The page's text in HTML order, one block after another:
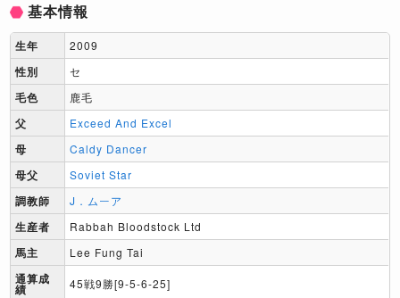
基本情報
生年 2009
性別 セ
毛色 鹿毛
父 Exceed And Excel
母 Caldy Dancer
母父 Soviet Star
調教師 J．ムーア
生産者 Rabbah Bloodstock Ltd
馬主 Lee Fung Tai
通算成
績 45戦9勝[9-5-6-25]